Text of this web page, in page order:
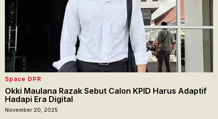
Space DPR
Okki Maulana Razak Sebut Calon KPID Harus Adaptif
Hadapi Era Digital
November 20, 2025